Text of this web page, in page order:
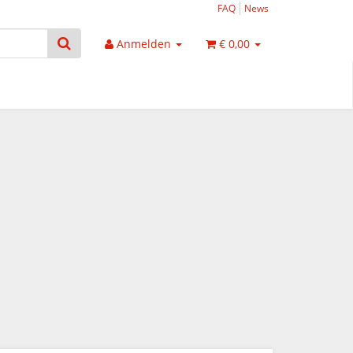
FAQ News
Anmelden € 0,00